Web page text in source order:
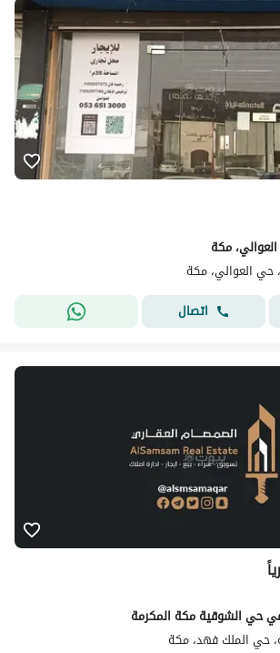
مكة
حي العوالي، مكة
اتصال
في حي الشوقية مكة المكرمة
حي الملك فهد، مكة